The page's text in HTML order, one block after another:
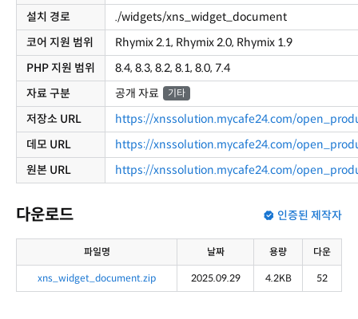
설치 경로
./widgets/xns_widget_document
코어 지원 범위
Rhymix 2.1, Rhymix 2.0, Rhymix 1.9
PHP 지원 범위
8.4, 8.3, 8.2, 8.1, 8.0, 7.4
자료 구분
공개 자료 기타
저장소 URL
https://xnssolution.mycafe24.com/
데모 URL
https://xnssolution.mycafe24.com/
원본 URL
https://xnssolution.mycafe24.com/
다운로드 인증된 제작자
파일명 날짜 용량 다운
xns_widget_document.zip 2025.09.29 4.2KB 52